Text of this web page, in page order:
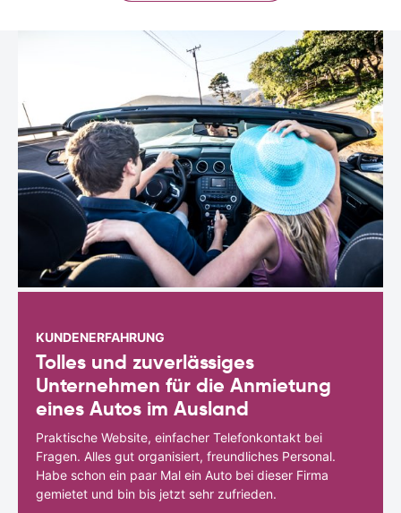
KUNDENERFAHRUNG
Tolles und zuverlässiges
Unternehmen für die Anmietung
eines Autos im Ausland
Praktische Website, einfacher Telefonkontakt bei
Fragen. Alles gut organisiert, freundliches Personal.
Habe schon ein paar Mal ein Auto bei dieser Firma
gemietet und bin bis jetzt sehr zufrieden.